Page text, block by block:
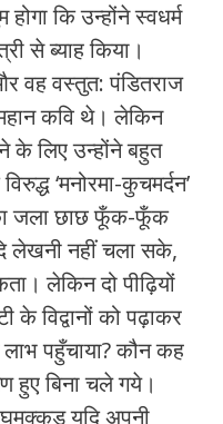
कि उन्‍होंने स्वधर्म
से ब्‍याह किया।
वह वस्‍तुत: पंडितराज
कवि थे। लेकिन
के लिए उन्‍होंने बहुत
‘मनोरमा-कुचमर्दन’
जला छाछ फूँक-फूँक
लेखनी नहीं चला सके,
लेकिन दो पीढ़ियों
विद्वानों को पढ़ाकर
लाभ पहुँचाया? कौन कह
बिना चले गये।
यदि अपनी